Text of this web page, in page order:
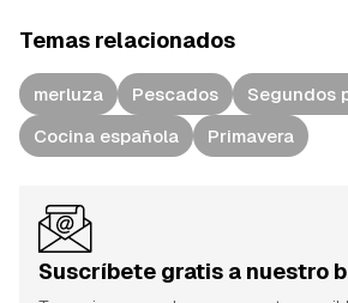
Temas relacionados
merluza Pescados
Segundos
Cocina española
Primavera
Suscríbete gratis a nuestro